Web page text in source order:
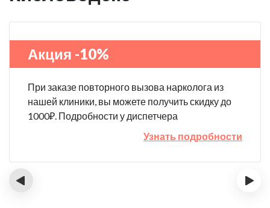
Акция -10%
При заказе повторного вызова нарколога из
нашей клиники, вы можете получить скидку до
1000₽. Подробности у диспетчера
Узнать подробности
‹ ›